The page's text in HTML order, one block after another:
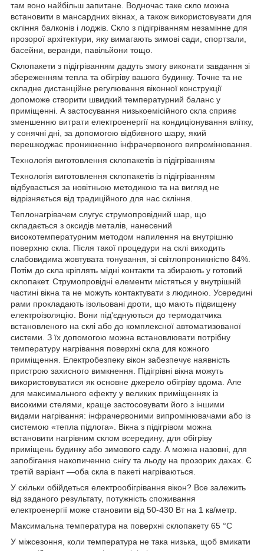
там воно найбільш запитане. Водночас таке скло можна
встановити в мансардних вікнах, а також використовувати для
скління балконів і лоджів. Скло з підігріванням незамінне для
прозорої архітектури, яку вимагають зимові сади, спортзали,
басейни, веранди, павільйони тощо.
Склопакети з підігріванням дадуть змогу виконати завдання зі
збереженням тепла та обігріву вашого будинку. Точне та не
складне дистанційне регулювання віконної конструкції
допоможе створити швидкий температурний баланс у
приміщенні. А застосування низькоемісійного скла сприяє
зменшенню витрати електроенергії на кондиціонування влітку,
у сонячні дні, за допомогою відбивного шару, який
перешкоджає проникненню інфрачервоного випромінювання.
Технологія виготовлення склопакетів із підігріванням
Технологія виготовлення склопакетів із підігріванням
відбувається за новітньою методикою та на вигляд не
відрізняється від традиційного для нас скління.
Теплонагрівачем слугує струмопровідний шар, що
складається з оксидів металів, нанесений
високотемпературним методом напилення на внутрішню
поверхню скла. Після такої процедури на склі виходить
слабовидима жовтувата тонування, зі світлопроникністю 84%.
Потім до скла кріплять мідні контакти та збирають у готовий
склопакет. Струмопровідні елементи містяться у внутрішній
частині вікна та не можуть контактувати з людиною. Усередині
рами прокладають ізольовані дроти, що мають підвищену
електроізоляцію. Вони під'єднуються до термодатчика
встановленого на склі або до комплексної автоматизованої
системи. З їх допомогою можна встановлювати потрібну
температуру нагрівання поверхні скла для кожного
приміщення. Електробезпеку вікон забезпечує наявність
пристрою захисного вимкнення. Підігрівні вікна можуть
використовуватися як основне джерело обігріву вдома. Але
для максимального ефекту у великих приміщеннях із
високими стелями, краще застосовувати його з іншими
видами нагрівання: інфрачервоними випромінювачами або із
системою «тепла підлога». Вікна з підігрівом можна
встановити нагрівним склом всередину, для обігріву
приміщень будинку або зимового саду. А можна назовні, для
запобігання накопиченню снігу та льоду на прозорих дахах. Є
третій варіант —оба скла в пакеті нагріваються.
У скільки обійдеться електрообігрівання вікон? Все залежить
від заданого результату, потужність споживання
електроенергії може становити від 50-430 Вт на 1 кв/метр.
Максимальна температура на поверхні склопакету 65 °C
У міжсезоння, коли температура не така низька, щоб вмикати